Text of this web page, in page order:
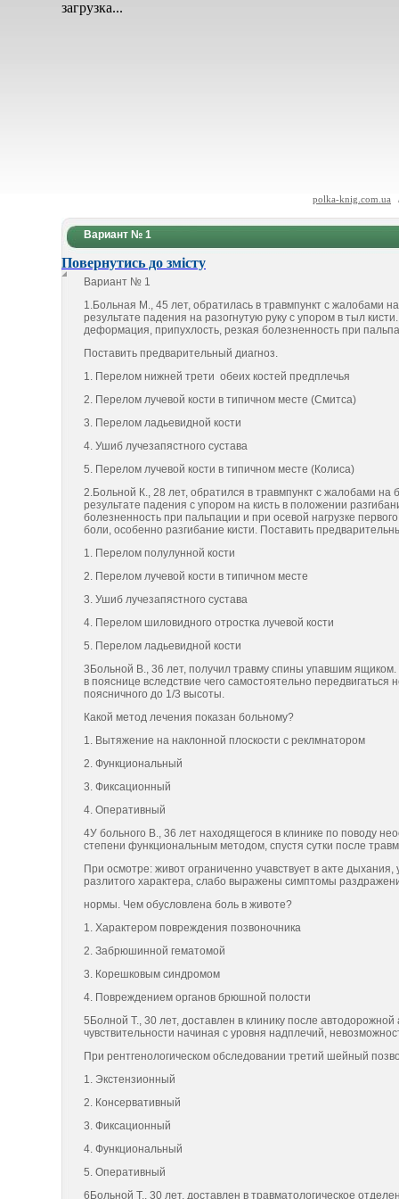
загрузка...
polka-knig.com.ua
Вариант № 1
Повернутись до змісту
Вариант № 1
1.Больная М., 45 лет, обратилась в травмпункт с жалобами
результате падения на разогнутую руку с упором в тыл
деформация, припухлость, резкая болезненность при
Поставить предварительный диагноз.
1. Перелом нижней трети обеих костей предплечья
2. Перелом лучевой кости в типичном месте (Смитса)
3. Перелом ладьевидной кости
4. Ушиб лучезапястного сустава
5. Перелом лучевой кости в типичном месте (Колиса)
2.Больной К., 28 лет, обратился в травмпункт с жалобами
результате падения с упором на кисть в положении
болезненность при пальпации и при осевой нагрузке
боли, особенно разгибание кисти. Поставить
1. Перелом полулунной кости
2. Перелом лучевой кости в типичном месте
3. Ушиб лучезапястного сустава
4. Перелом шиловидного отростка лучевой кости
5. Перелом ладьевидной кости
3Больной В., 36 лет, получил травму спины упавшим
в пояснице вследствие чего самостоятельно
поясничного до 1/3 высоты.
Какой метод лечения показан больному?
1. Вытяжение на наклонной плоскости с реклмнатором
2. Функциональный
3. Фиксационный
4. Оперативный
4У больного В., 36 лет находящегося в клинике по поводу
степени функциональным методом, спустя сутки после
При осмотре: живот ограниченно учавствует в акте
разлитого характера, слабо выражены симптомы
нормы. Чем обусловлена боль в животе?
1. Характером повреждения позвоночника
2. Забрюшинной гематомой
3. Корешковым синдромом
4. Повреждением органов брюшной полости
5Болной Т., 30 лет, доставлен в клинику после
чувствительности начиная с уровня надплечий,
При рентгенологическом обследовании третий шейный
1. Экстензионный
2. Консервативный
3. Фиксационный
4. Функциональный
5. Оперативный
6Больной Т., 30 лет, доставлен в травматологическое